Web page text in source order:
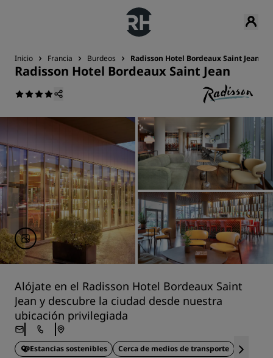
Inicio Francia Burdeos Radisson Hotel Bordeaux Saint Jean
Radisson Hotel Bordeaux Saint Jean
Alójate en el Radisson Hotel Bordeaux Saint
Jean y descubre la ciudad desde nuestra
ubicación privilegiada
Estancias sostenibles Cerca de medios de transporte